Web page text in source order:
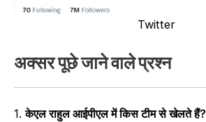
Twitter
अक्सर पूछे जाने वाले प्रश्न
1.केएल राहुल आईपीएल में किस टीम से खेलते हैं?